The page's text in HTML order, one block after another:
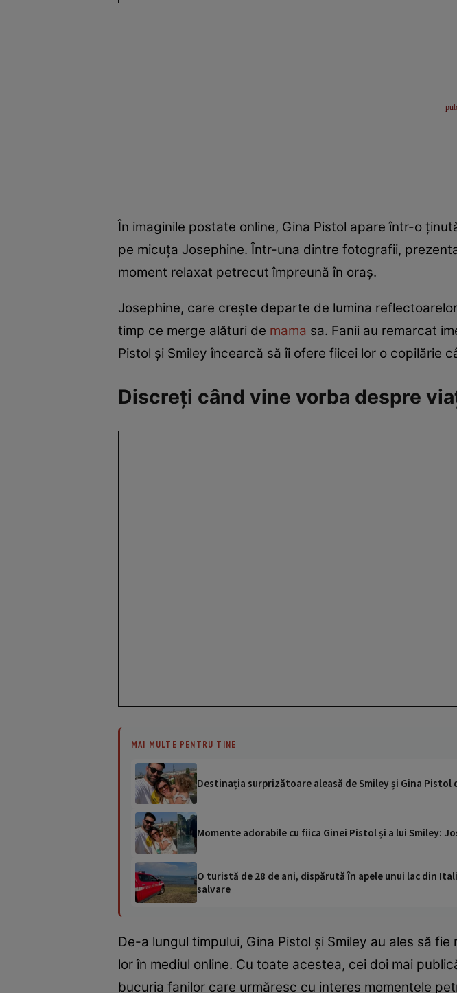
În imaginile postate online, Gina Pistol apare într-o
pe micuța Josephine. Într-una dintre fotografii,
moment relaxat petrecut împreună în oraș.
Josephine, care crește departe de lumina
timp ce merge alături de mama sa. Fanii au remarcat
Pistol și Smiley încearcă să îi ofere fiicei lor o copilărie
Discreți când vine vorba despre
MAI MULTE PENTRU TINE
Destinația surprizătoare aleasă de Smiley și Gina Pistol
Momente adorabile cu fiica Ginei Pistol și a lui Smiley:
O turistă de 28 de ani, dispărută în apele unui lac din
salvare
De-a lungul timpului, Gina Pistol și Smiley au ales să
lor în mediul online. Cu toate acestea, cei doi mai
bucuria fanilor care urmăresc cu interes momentele